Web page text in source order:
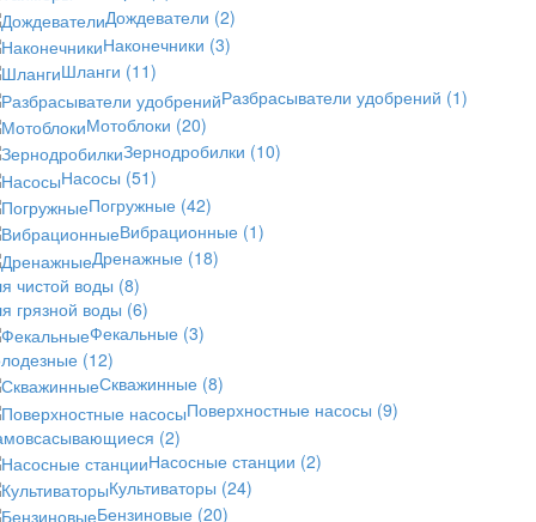
Дождеватели (2)
Наконечники (3)
Шланги (11)
Разбрасыватели удобрений (1)
Мотоблоки (20)
Зернодробилки (10)
Насосы (51)
Погружные (42)
Вибрационные (1)
Дренажные (18)
чистой воды (8)
грязной воды (6)
Фекальные (3)
(12)
Скважинные (8)
Поверхностные насосы (9)
(2)
Насосные станции (2)
Культиваторы (24)
Бензиновые (20)